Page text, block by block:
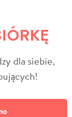
dla siebie,